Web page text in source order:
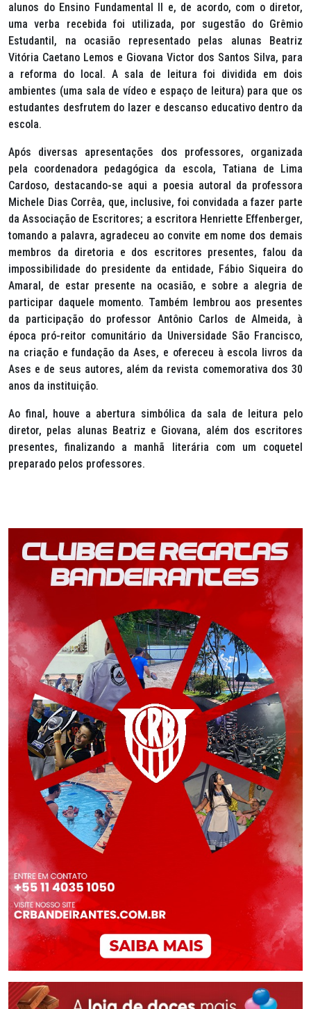
alunos do Ensino Fundamental II e, de acordo, com o diretor,
uma verba recebida foi utilizada, por sugestão do Grêmio
Estudantil, na ocasião representado pelas alunas Beatriz
Vitória Caetano Lemos e Giovana Victor dos Santos Silva, para
a reforma do local. A sala de leitura foi dividida em dois
ambientes (uma sala de vídeo e espaço de leitura) para que os
estudantes desfrutem do lazer e descanso educativo dentro da
escola.
Após diversas apresentações dos professores, organizada
pela coordenadora pedagógica da escola, Tatiana de Lima
Cardoso, destacando-se aqui a poesia autoral da professora
Michele Dias Corrêa, que, inclusive, foi convidada a fazer parte
da Associação de Escritores; a escritora Henriette Effenberger,
tomando a palavra, agradeceu ao convite em nome dos demais
membros da diretoria e dos escritores presentes, falou da
impossibilidade do presidente da entidade, Fábio Siqueira do
Amaral, de estar presente na ocasião, e sobre a alegria de
participar daquele momento. Também lembrou aos presentes
da participação do professor Antônio Carlos de Almeida, à
época pró-reitor comunitário da Universidade São Francisco,
na criação e fundação da Ases, e ofereceu à escola livros da
Ases e de seus autores, além da revista comemorativa dos 30
anos da instituição.
Ao final, houve a abertura simbólica da sala de leitura pelo
diretor, pelas alunas Beatriz e Giovana, além dos escritores
presentes, finalizando a manhã literária com um coquetel
preparado pelos professores.